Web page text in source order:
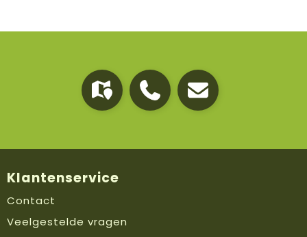
Klantenservice
Contact
Veelgestelde vragen